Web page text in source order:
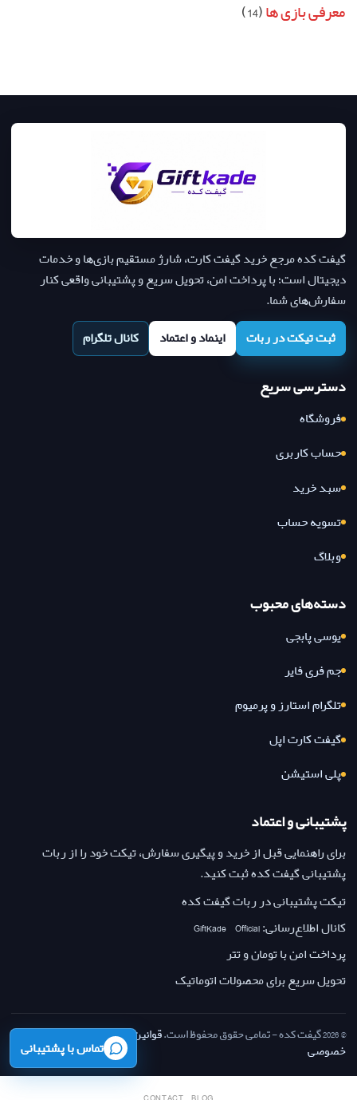
معرفی بازی ها(14)
گیفت کده مرجع خرید گیفت کارت، شارژ مستقیم بازی‌ها و خدمات
دیجیتال است؛ با پرداخت امن، تحویل سریع و پشتیبانی واقعی کنار
سفارش‌های شما.
ثبت تیکت در ربات
اینماد و اعتماد کانال تلگرام
دسترسی سریع
فروشگاه
حساب کاربری
سبد خرید
تسویه حساب
وبلاگ
دسته‌های محبوب
یوسی پابجی
جم فری فایر
تلگرام استارز و پرمیوم
گیفت کارت اپل
پلی استیشن
پشتیبانی و اعتماد
برای راهنمایی قبل از خرید و پیگیری سفارش، تیکت خود را از ربات
پشتیبانی گیفت کده ثبت کنید.
تیکت پشتیبانی در ربات گیفت کده
کانال اطلاع‌رسانی: GiftKade_Official
پرداخت امن با تومان و تتر
تحویل سریع برای محصولات اتوماتیک
© 2026 گیفت کده - تمامی حقوق محفوظ است. قوانین بازگشت وجه·حریم
خصوصی
تماس با پشتیبانی